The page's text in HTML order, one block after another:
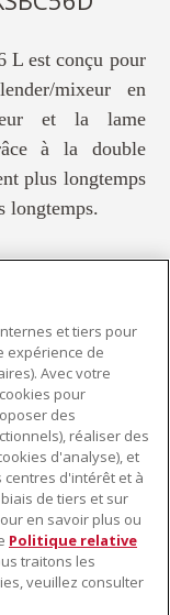
L est conçu pour
mixeur en
et la lame
à la double
plus longtemps
longtemps.
et tiers pour
expérience de
Avec votre
pour
des
réaliser des
d'analyse), et
d'intérêt et à
de tiers et sur
en savoir plus ou
Politique relative
traitons les
veuillez consulter